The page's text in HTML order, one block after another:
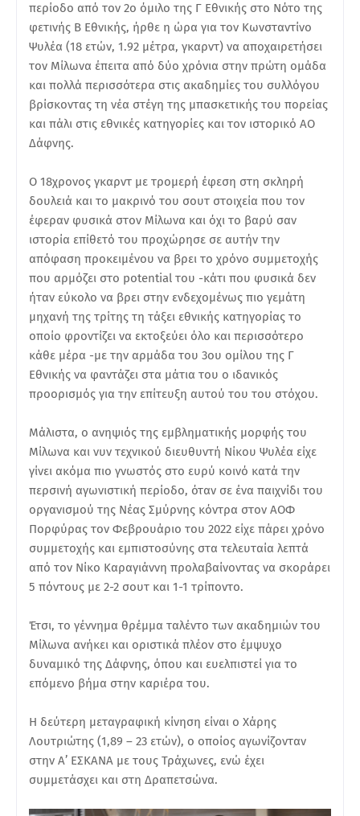
περίοδο από τον 2ο όμιλο της Γ Εθνικής στο Νότο της
φετινής Β Εθνικής, ήρθε η ώρα για τον Κωνσταντίνο
Ψυλέα (18 ετών, 1.92 μέτρα, γκαρντ) να αποχαιρετήσει
τον Μίλωνα έπειτα από δύο χρόνια στην πρώτη ομάδα
και πολλά περισσότερα στις ακαδημίες του συλλόγου
βρίσκοντας τη νέα στέγη της μπασκετικής του πορείας
και πάλι στις εθνικές κατηγορίες και τον ιστορικό ΑΟ
Δάφνης.
Ο 18χρονος γκαρντ με τρομερή έφεση στη σκληρή
δουλειά και το μακρινό του σουτ στοιχεία που τον
έφεραν φυσικά στον Μίλωνα και όχι το βαρύ σαν
ιστορία επίθετό του προχώρησε σε αυτήν την
απόφαση προκειμένου να βρει το χρόνο συμμετοχής
που αρμόζει στο potential του -κάτι που φυσικά δεν
ήταν εύκολο να βρει στην ενδεχομένως πιο γεμάτη
μηχανή της τρίτης τη τάξει εθνικής κατηγορίας το
οποίο φροντίζει να εκτοξεύει όλο και περισσότερο
κάθε μέρα -με την αρμάδα του 3ου ομίλου της Γ
Εθνικής να φαντάζει στα μάτια του ο ιδανικός
προορισμός για την επίτευξη αυτού του του στόχου.
Μάλιστα, ο ανηψιός της εμβληματικής μορφής του
Μίλωνα και νυν τεχνικού διευθυντή Νίκου Ψυλέα είχε
γίνει ακόμα πιο γνωστός στο ευρύ κοινό κατά την
περσινή αγωνιστική περίοδο, όταν σε ένα παιχνίδι του
οργανισμού της Νέας Σμύρνης κόντρα στον ΑΟΦ
Πορφύρας τον Φεβρουάριο του 2022 είχε πάρει χρόνο
συμμετοχής και εμπιστοσύνης στα τελευταία λεπτά
από τον Νίκο Καραγιάννη προλαβαίνοντας να σκοράρει
5 πόντους με 2-2 σουτ και 1-1 τρίποντο.
Έτσι, το γέννημα θρέμμα ταλέντο των ακαδημιών του
Μίλωνα ανήκει και οριστικά πλέον στο έμψυχο
δυναμικό της Δάφνης, όπου και ευελπιστεί για το
επόμενο βήμα στην καριέρα του.
Η δεύτερη μεταγραφική κίνηση είναι ο Χάρης
Λουτριώτης (1,89 – 23 ετών), ο οποίος αγωνίζονταν
στην Α’ ΕΣΚΑΝΑ με τους Τράχωνες, ενώ έχει
συμμετάσχει και στη Δραπετσώνα.